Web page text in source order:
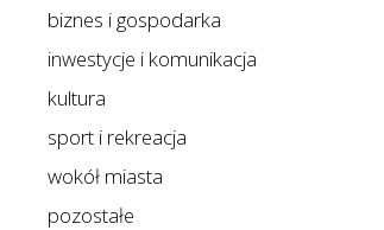
biznes i gospodarka
inwestycje i komunikacja
kultura
sport i rekreacja
wokół miasta
pozostałe